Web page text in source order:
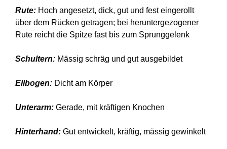
Rute: Hoch angesetzt, dick, gut und fest eingerollt
über dem Rücken getragen; bei heruntergezogener
Rute reicht die Spitze fast bis zum Sprunggelenk
Schultern: Mässig schräg und gut ausgebildet
Ellbogen: Dicht am Körper
Unterarm: Gerade, mit kräftigen Knochen
Hinterhand: Gut entwickelt, kräftig, mässig gewinkelt